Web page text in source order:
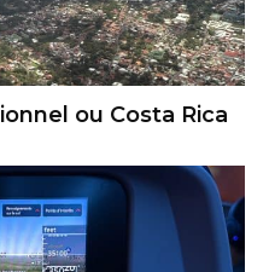
ou Costa Rica